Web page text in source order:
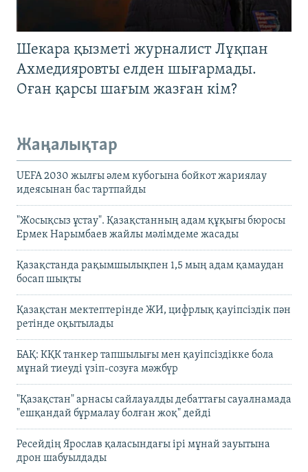
Шекара қызметі журналист Лұқпан
Ахмедияровты елден шығармады.
Оған қарсы шағым жазған кім?
Жаңалықтар
UEFA 2030 жылғы әлем кубогына бойкот жариялау
идеясынан бас тартпайды
"Жосықсыз ұстау". Қазақстанның адам құқығы бюросы
Ермек Нарымбаев жайлы мәлімдеме жасады
Қазақстанда рақымшылықпен 1,5 мың адам қамаудан
босап шықты
Қазақстан мектептерінде ЖИ, цифрлық қауіпсіздік пән
ретінде оқытылады
БАҚ: КҚК танкер тапшылығы мен қауіпсіздікке бола
мұнай тиеуді үзіп-созуға мәжбүр
"Қазақстан" арнасы сайлауалды дебаттағы сауалнамада
"ешқандай бұрмалау болған жоқ" дейді
Ресейдің Ярослав қаласындағы ірі мұнай зауытына
дрон шабуылдады